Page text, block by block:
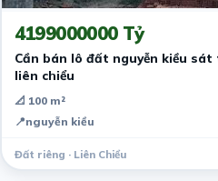
4199000000 Tỷ
Cần bán lô đất nguyễn kiều
liên chiểu
📐 100 m²
📍nguyễn kiều
Đất riêng · Liên Chiểu